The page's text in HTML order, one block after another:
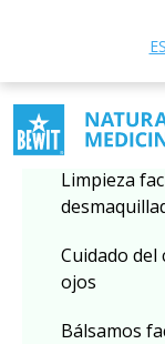
Seleccionar
Bálsamos
Limpieza
Cuidado
ojos
Bálsamos